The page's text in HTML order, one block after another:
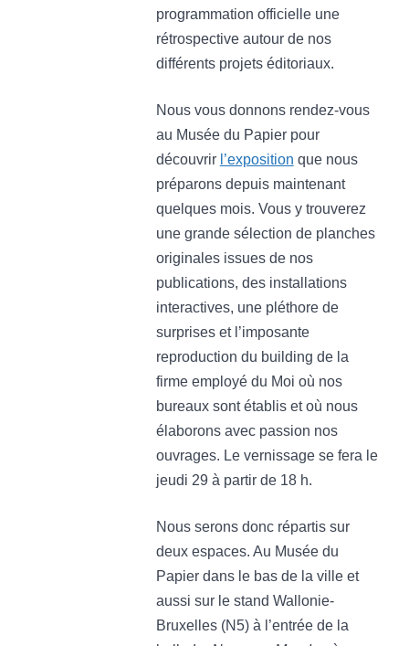
programmation officielle une
rétrospective autour de nos
différents projets éditoriaux.
Nous vous donnons rendez-vous
au Musée du Papier pour
découvrir l’exposition que nous
préparons depuis maintenant
quelques mois. Vous y trouverez
une grande sélection de planches
originales issues de nos
publications, des installations
interactives, une pléthore de
surprises et l’imposante
reproduction du building de la
firme employé du Moi où nos
bureaux sont établis et où nous
élaborons avec passion nos
ouvrages. Le vernissage se fera le
jeudi 29 à partir de 18 h.
Nous serons donc répartis sur
deux espaces. Au Musée du
Papier dans le bas de la ville et
aussi sur le stand Wallonie-
Bruxelles (N5) à l’entrée de la